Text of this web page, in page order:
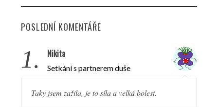
POSLEDNÍ KOMENTÁŘE
1. Nikita
Setkání s partnerem duše
Taky jsem zažila, je to síla a velká bolest.